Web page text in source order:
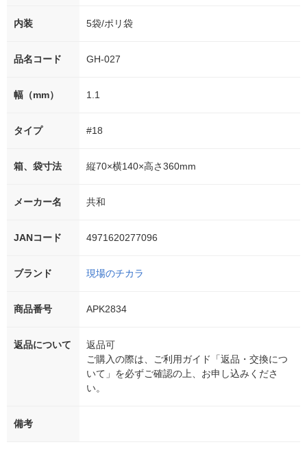
内装 5袋/ポリ袋
品名コード GH-027
幅（mm） 1.1
タイプ #18
箱、袋寸法 縦70×横140×高さ360mm
メーカー名 共和
JANコード 4971620277096
ブランド 現場のチカラ
商品番号 APK2834
返品について
返品可
ご購入の際は、ご利用ガイド「返品・交換につ
いて」を必ずご確認の上、お申し込みくださ
い。
備考